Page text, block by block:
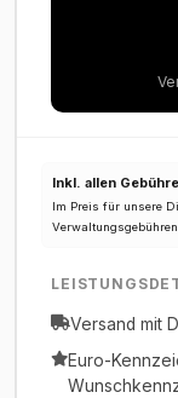
Inkl. allen
Im Preis für unsere
Versand mit
Euro-